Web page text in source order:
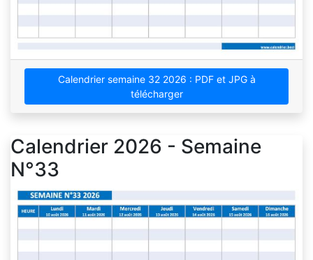
Calendrier semaine 32 2026 : PDF et JPG à
télécharger
Calendrier 2026 - Semaine
N°33